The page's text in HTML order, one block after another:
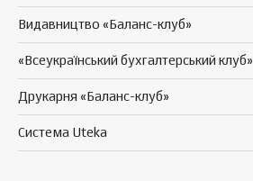
Видавництво «Баланс-клуб»
«Всеукраїнський бухгалтерський клуб»
Друкарня «Баланс-клуб»
Система Uteka